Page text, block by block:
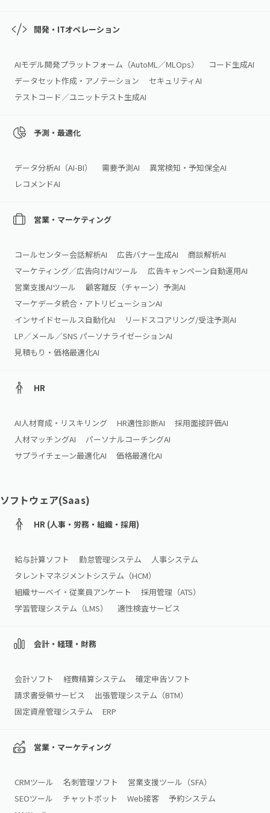
開発・ITオペレーション
AIモデル開発プラットフォーム（AutoML／MLOps）
コード生成AI
データセット作成・アノテーション
セキュリティAI
テストコード／ユニットテスト生成AI
予測・最適化
データ分析AI（AI‑BI） 需要予測AI
異常検知・予知保全AI
レコメンドAI
営業・マーケティング
コールセンター会話解析AI 広告バナー生成AI
商談解析AI
マーケティング／広告向けAIツール
広告キャンペーン自動運用AI
営業支援AIツール
顧客離反（チャーン）予測AI
マーケデータ統合・アトリビューションAI
インサイドセールス自動化AI
リードスコアリング/受注予測AI
LP／メール／SNS パーソナライゼーションAI
見積もり・価格最適化AI
HR
AI人材育成・リスキリング HR適性診断AI
採用面接評価AI
人材マッチングAI
パーソナルコーチングAI
サプライチェーン最適化AI
価格最適化AI
ソフトウェア(Saas)
HR (人事・労務・組織・採用)
給与計算ソフト 勤怠管理システム
人事システム
タレントマネジメントシステム（HCM）
組織サーベイ・従業員アンケート
採用管理（ATS）
学習管理システム（LMS）
適性検査サービス
会計・経理・財務
会計ソフト 経費精算システム
確定申告ソフト
請求書受領サービス
出張管理システム（BTM）
固定資産管理システム
ERP
営業・マーケティング
CRMツール 名刺管理ソフト
営業支援ツール（SFA）
SEOツール
チャットボット Web接客
予約システム